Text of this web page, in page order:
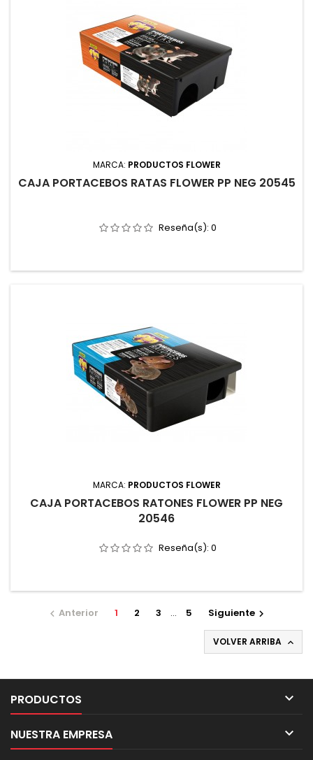
MARCA: PRODUCTOS FLOWER
CAJA PORTACEBOS RATAS FLOWER PP NEG 20545
Reseña(s): 0
MARCA: PRODUCTOS FLOWER
CAJA PORTACEBOS RATONES FLOWER PP NEG
20546
Reseña(s): 0
 Anterior 1 2 3 … 5 Siguiente
VOLVER ARRIBA 
PRODUCTOS 
NUESTRA EMPRESA 